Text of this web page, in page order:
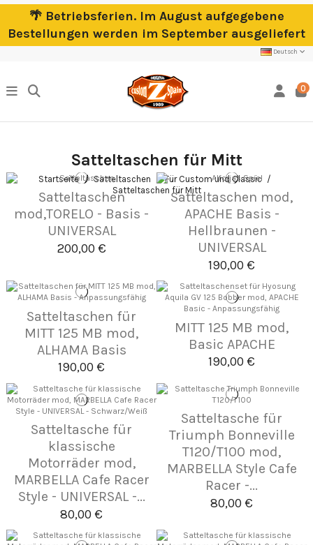
🌴 Betriebsferien. Im August aufgegebene
Bestellungen werden im September ausgeliefert
Deutsch
0
Satteltaschen für Mitt
Startseite Satteltaschen
Für Custom und Classic
Satteltaschen für Mitt
Satteltaschen
mod,TORELO - Basis -
UNIVERSAL
200,00 €
Satteltaschen mod,
APACHE Basis -
Hellbraunen -
UNIVERSAL
190,00 €
Satteltaschen für
MITT 125 MB mod,
ALHAMA Basis
190,00 €
MITT 125 MB mod,
Basic APACHE
190,00 €
Satteltasche für
klassische
Motorräder mod,
MARBELLA Cafe Racer
Style - UNIVERSAL -...
80,00 €
Satteltasche für
Triumph Bonneville
T120/T100 mod,
MARBELLA Style Cafe
Racer -...
80,00 €